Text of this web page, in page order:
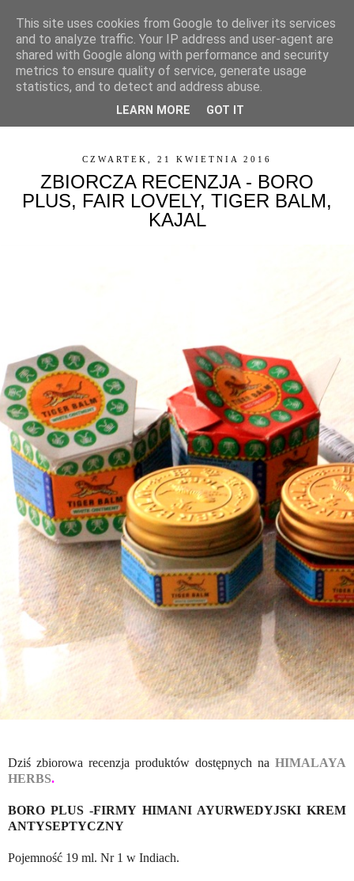
▼
CZWARTEK, 21 KWIETNIA 2016
ZBIORCZA RECENZJA - BORO
PLUS, FAIR LOVELY, TIGER BALM,
KAJAL
Dziś zbiorowa recenzja produktów dostępnych na HIMALAYA
HERBS.
BORO PLUS -FIRMY HIMANI AYURWEDYJSKI KREM
ANTYSEPTYCZNY
Pojemność 19 ml. Nr 1 w Indiach.
This site uses cookies from Google to deliver its services
and to analyze traffic. Your IP address and user-agent are
shared with Google along with performance and security
metrics to ensure quality of service, generate usage
statistics, and to detect and address abuse.
LEARN MORE GOT IT